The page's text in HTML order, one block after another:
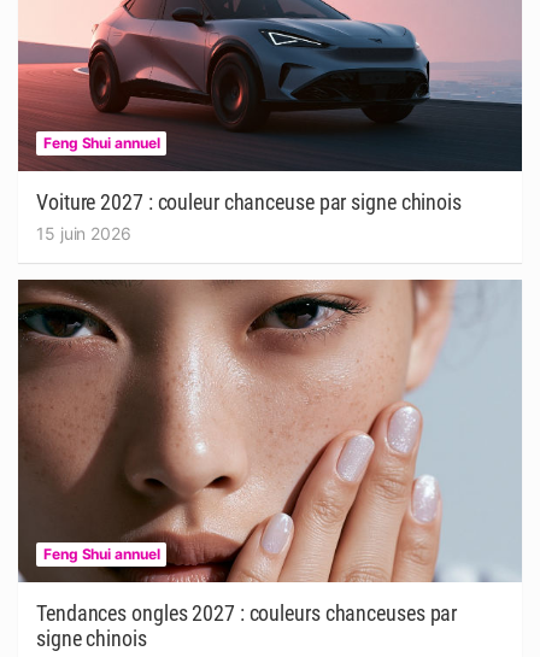
Feng Shui annuel
Voiture 2027 : couleur chanceuse par signe chinois
15 juin 2026
Feng Shui annuel
Tendances ongles 2027 : couleurs chanceuses par
signe chinois